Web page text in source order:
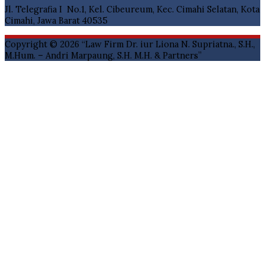
Jl. Telegrafia I No.1, Kel. Cibeureum, Kec. Cimahi Selatan, Kota
Cimahi, Jawa Barat 40535
Copyright © 2026 “Law Firm Dr. iur Liona N. Supriatna., S.H.,
M.Hum. – Andri Marpaung, S.H. M.H. & Partners”